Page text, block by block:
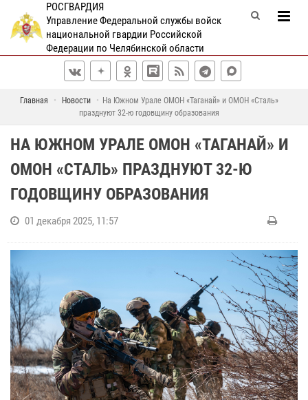
РОСГВАРДИЯ
Управление Федеральной службы войск
национальной гвардии Российской
Федерации по Челябинской области
Главная Новости
На Южном Урале ОМОН «Таганай» и ОМОН «Сталь»
празднуют 32-ю годовщину образования
НА ЮЖНОМ УРАЛЕ ОМОН «ТАГАНАЙ» И
ОМОН «СТАЛЬ» ПРАЗДНУЮТ 32-Ю
ГОДОВЩИНУ ОБРАЗОВАНИЯ
01 декабря 2025, 11:57